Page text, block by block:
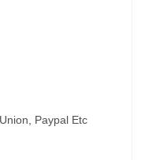
Paypal Etc